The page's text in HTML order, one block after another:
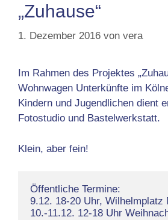
„Zuhause“
1. Dezember 2016 von vera
Im Rahmen des Projektes
Wohnwagen Unterkünfte im
Kindern und Jugendlichen dient
Fotostudio und Bastelwerkstatt.
Klein, aber fein!
Öffentliche Termine:
9.12. 18-20 Uhr, Wilhelmplatz
10.-11.12. 12-18 Uhr